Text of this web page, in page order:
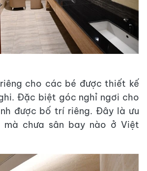
cho các bé được thiết kế
Đặc biệt góc nghỉ ngơi cho
được bố trí riêng. Đây là ưu
mà chưa sân bay nào ở Việt